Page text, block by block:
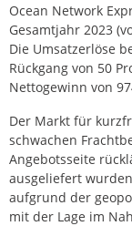
Ocean Network
Gesamtjahr 2023
Die Umsatzerlöse
Rückgang von 50
Nettogewinn von
Der Markt für
schwachen
Angebotsseite
ausgeliefert
aufgrund der
mit der Lage im